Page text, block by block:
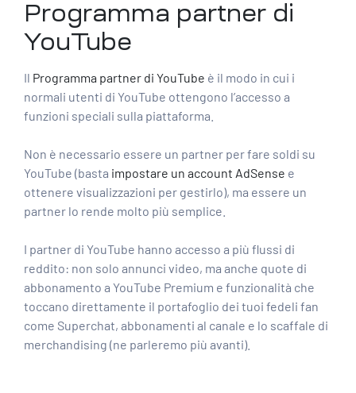
Programma partner di
YouTube
Il Programma partner di YouTube è il modo in cui i
normali utenti di YouTube ottengono l’accesso a
funzioni speciali sulla piattaforma.
Non è necessario essere un partner per fare soldi su
YouTube (basta impostare un account AdSense e
ottenere visualizzazioni per gestirlo), ma essere un
partner lo rende molto più semplice.
I partner di YouTube hanno accesso a più flussi di
reddito: non solo annunci video, ma anche quote di
abbonamento a YouTube Premium e funzionalità che
toccano direttamente il portafoglio dei tuoi fedeli fan
come Superchat, abbonamenti al canale e lo scaffale di
merchandising (ne parleremo più avanti).